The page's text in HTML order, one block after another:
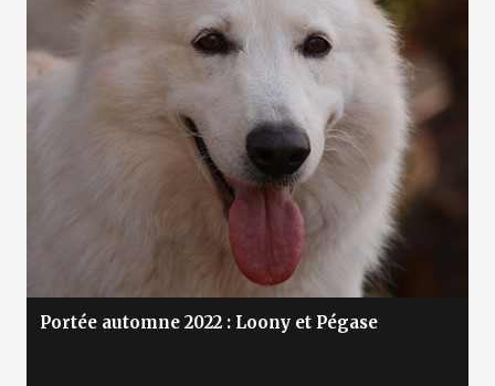
Portée automne 2022 : Loony et Pégase